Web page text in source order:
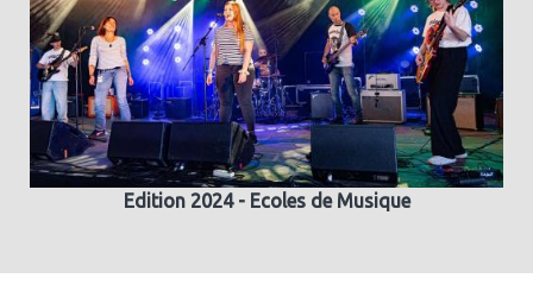
Edition 2024 - Ecoles de Musique